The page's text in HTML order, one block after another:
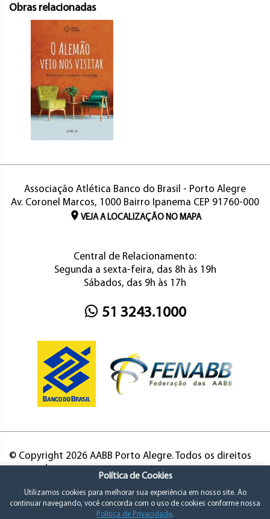
Obras relacionadas
Associação Atlética Banco do Brasil - Porto Alegre
Av. Coronel Marcos, 1000 Bairro Ipanema CEP 91760-000
VEJA A LOCALIZAÇÃO NO MAPA
Central de Relacionamento:
Segunda a sexta-feira, das 8h às 19h
Sábados, das 9h às 17h
51 3243.1000
© Copyright 2026 AABB Porto Alegre. Todos os direitos
Política de Cookies
Utilizamos cookies para melhorar sua experiência em nosso site. Ao
continuar navegando, você concorda com o uso de cookies conforme nossa
Política de Privacidade.